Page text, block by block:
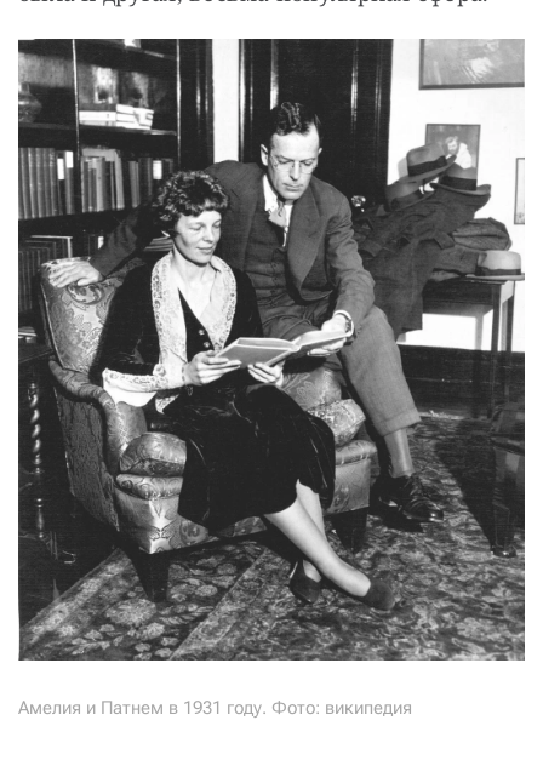
Амелия и Патнем в 1931 году. Фото: википедия